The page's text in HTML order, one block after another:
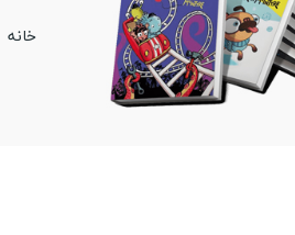
خانه